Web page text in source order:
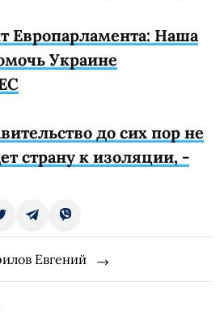
Европарламента: Наша
Украине
до сих пор не
страну к изоляции, -
Евгений